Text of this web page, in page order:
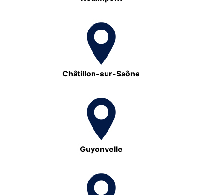
Châtillon-sur-Saône
Guyonvelle